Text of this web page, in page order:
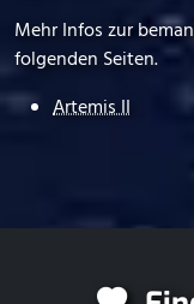
Mehr Infos zur
folgenden Seiten.
Artemis II